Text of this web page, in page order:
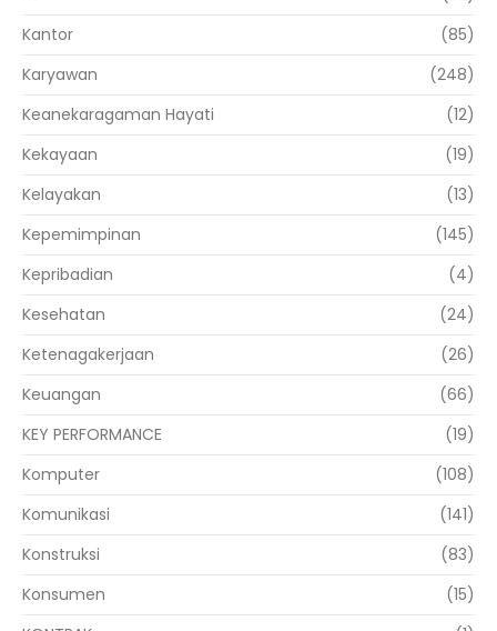
Kantor
(85)
Karyawan
(248)
Keanekaragaman Hayati
(12)
Kekayaan
(19)
Kelayakan
(13)
Kepemimpinan
(145)
Kepribadian
(4)
Kesehatan
(24)
Ketenagakerjaan
(26)
Keuangan
(66)
KEY PERFORMANCE
(19)
Komputer
(108)
Komunikasi
(141)
Konstruksi
(83)
Konsumen
(15)